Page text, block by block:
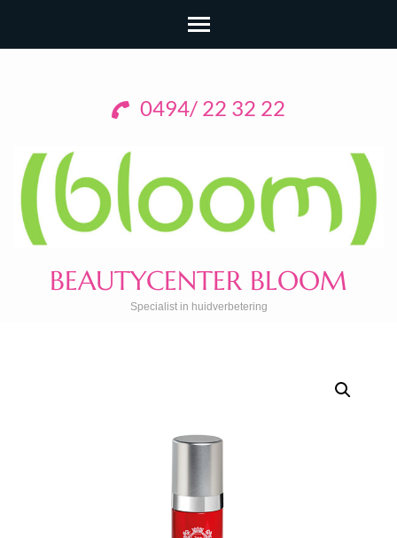
0494/ 22 32 22
BEAUTYCENTER BLOOM
Specialist in huidverbetering